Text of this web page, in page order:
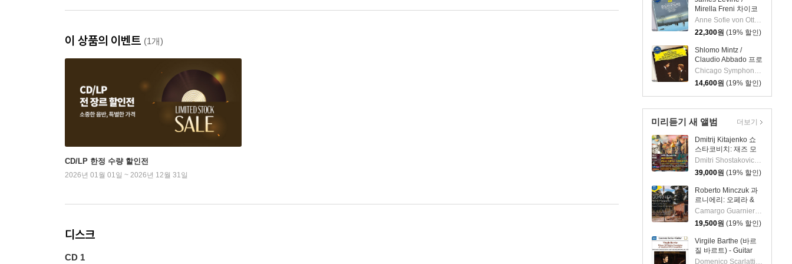
Mirella Freni 차이코
프스키: 오페라 '예프
게니 오네긴' - 제임스
레바인, 미렐라 프레
니 (Tchaikovsky:
Eugen Onegin)
Anne Sofie von Otter,Mirella Freni,James Levine,Staatskapelle Dresden,Thomas Allen,Piotr I. Tchaikovsky
22,300원 (19% 할인)
Shlomo Mintz /
Claudio Abbado 프로
코피에프: 바이올린
협주곡 1, 2번 - 슐로
모 민츠, 클라우디오
아바도 (Prokofiev:
Violin Concertos)
Chicago Symphony Orchestra,Claudio Abbado,Shlomo Mintz,Sergei Prokofiev
14,600원 (19% 할인)
미리듣기 새 앨범
Dmitrij Kitajenko 쇼
스타코비치: 재즈 모
음곡, 발레 모음곡, 협
주곡들
(Shostakovich: Jazz
Suite; Ballet Suites;
Concertos)
Dmitri Shostakovich 작곡 외 6명
39,000원 (19% 할인)
Roberto Minczuk 과
르니에리: 오페라 &
관현악 작품집
(Guarnieri: Pedro
Malazarte)
Camargo Guarnieri 작곡 외 2명
19,500원 (19% 할인)
Virgile Barthe (바르
질 바르트) - Guitar
Recital (기타 리사이Domenico Scarlatti 작곡 외 5명
더보기
이 상품의 이벤트 (1개)
CD/LP 한정 수량 할인전
2026년 01월 01일 ~ 2026년 12월 31일
디스크
CD 1